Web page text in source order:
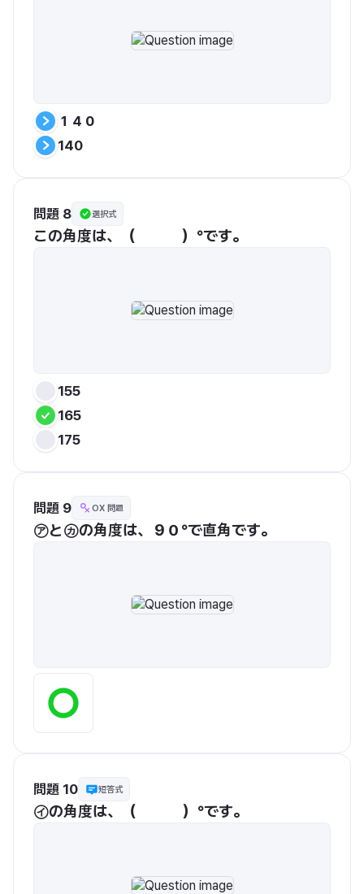
１４０
140
問題 8 選択式
155
165
175
問題 9 OX 問題
問題 10 短答式
㋑の角度は、（　　　）°です。